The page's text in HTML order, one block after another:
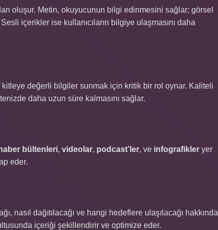
oluşur. Metin, okuyucunun bilgi edinmesini sağlar; görsel
içerikler ise kullanıcıların bilgiye ulaşmasını daha
kitleye değerli bilgiler sunmak için kritik bir rol oynar. Kaliteli
daha uzun süre kalmasını sağlar.
haber bültenleri, videolar, podcast’ler, ve infografikler yer
eder.
nasıl dağıtılacağı ve hangi hedeflere ulaşılacağı hakkında
içeriği şekillendirir ve optimize eder.